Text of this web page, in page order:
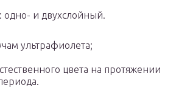
одно- и двухслойный.
ультрафиолета;
цвета на протяжении